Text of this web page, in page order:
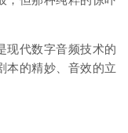
现代数字音频技术的
本的精妙、音效的立